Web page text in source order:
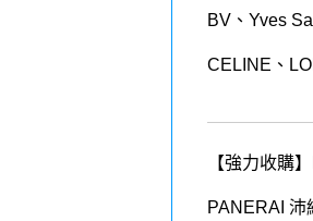
BV、Yves
CELINE、
【強力收購
PANERAI 沛